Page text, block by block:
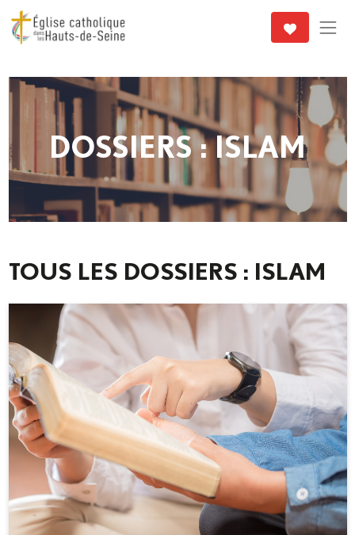
DOSSIERS : ISLAM
TOUS LES DOSSIERS : ISLAM